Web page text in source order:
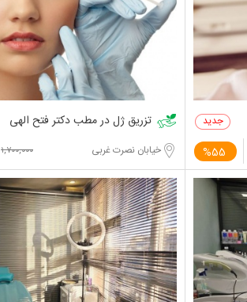
%55
تزریق ژل در مطب دکتر فتح الهی
خیابان نصرت غربی ۱,۷۰۰,۰۰۰